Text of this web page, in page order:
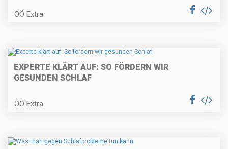
OÖ Extra
EXPERTE KLÄRT AUF: SO FÖRDERN WIR
GESUNDEN SCHLAF
OÖ Extra